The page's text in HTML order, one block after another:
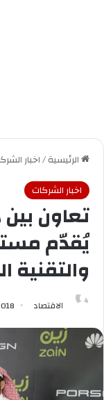
الرئيسية/اخبار
اخبار الشركات
تعاون
يُقدّم
والتقنية
الاقتصاد